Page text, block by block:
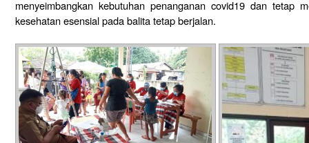
menyeimbangkan kebutuhan penanganan covid19 dan tetap
kesehatan esensial pada balita tetap berjalan.